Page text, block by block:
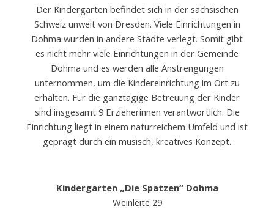
Der Kindergarten befindet sich in der sächsischen
Schweiz unweit von Dresden. Viele Einrichtungen in
Dohma wurden in andere Städte verlegt. Somit gibt
es nicht mehr viele Einrichtungen in der Gemeinde
Dohma und es werden alle Anstrengungen
unternommen, um die Kindereinrichtung im Ort zu
erhalten. Für die ganztägige Betreuung der Kinder
sind insgesamt 9 Erzieherinnen verantwortlich. Die
Einrichtung liegt in einem naturreichem Umfeld und ist
geprägt durch ein musisch, kreatives Konzept.
Kindergarten „Die Spatzen“ Dohma
Weinleite 29